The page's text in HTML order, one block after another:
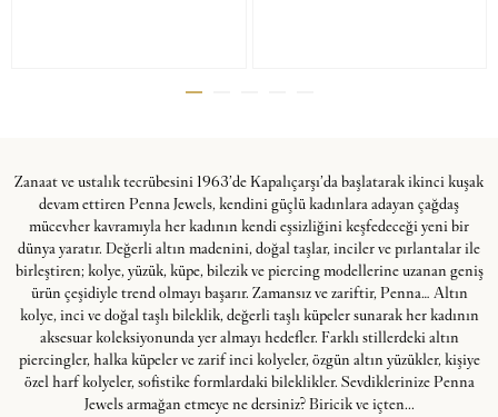
Zanaat ve ustalık tecrübesini 1963’de Kapalıçarşı’da başlatarak ikinci kuşak
devam ettiren Penna Jewels, kendini güçlü kadınlara adayan çağdaş
mücevher kavramıyla her kadının kendi eşsizliğini keşfedeceği yeni bir
dünya yaratır. Değerli altın madenini, doğal taşlar, inciler ve pırlantalar ile
birleştiren; kolye, yüzük, küpe, bilezik ve piercing modellerine uzanan geniş
ürün çeşidiyle trend olmayı başarır. Zamansız ve zariftir, Penna… Altın
kolye, inci ve doğal taşlı bileklik, değerli taşlı küpeler sunarak her kadının
aksesuar koleksiyonunda yer almayı hedefler. Farklı stillerdeki altın
piercingler, halka küpeler ve zarif inci kolyeler, özgün altın yüzükler, kişiye
özel harf kolyeler, sofistike formlardaki bileklikler. Sevdiklerinize Penna
Jewels armağan etmeye ne dersiniz? Biricik ve içten...